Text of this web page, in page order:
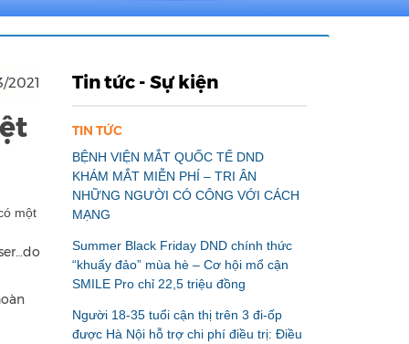
2021
một
Tin tức - Sự kiện
TIN TỨC
BỆNH VIỆN MẮT QUỐC TẾ DND
KHÁM MẮT MIỄN PHÍ – TRI ÂN
NHỮNG NGƯỜI CÓ CÔNG VỚI CÁCH
MẠNG
Summer Black Friday DND chính thức
“khuấy đảo” mùa hè – Cơ hội mổ cận
SMILE Pro chỉ 22,5 triệu đồng
Người 18-35 tuổi cận thị trên 3 đi-ốp
được Hà Nội hỗ trợ chi phí điều trị: Điều